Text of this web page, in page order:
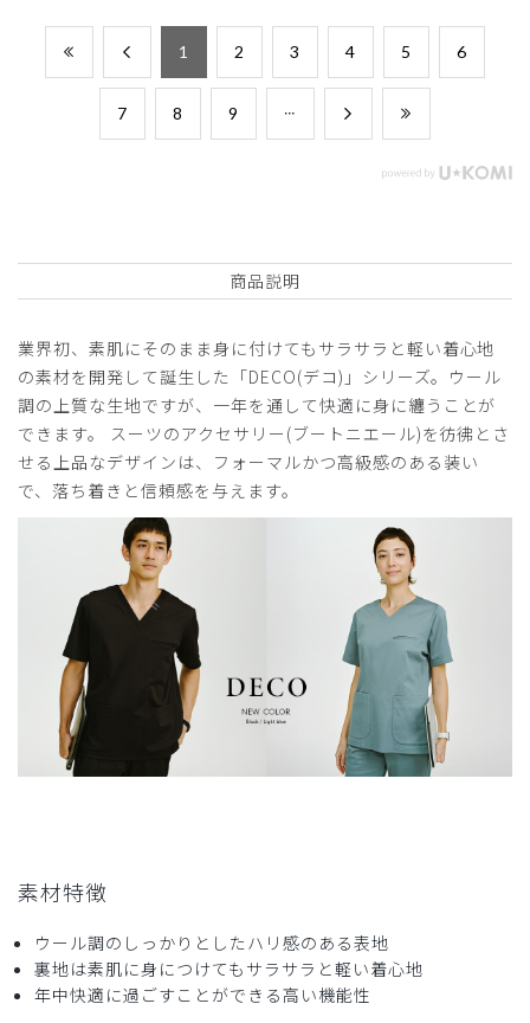
​1 ​2 ​3 ​4 ​5 ​6
​7 ​8 ​9
商品説明
業界初、素肌にそのまま身に付けてもサラサラと軽い着心地
の素材を開発して誕生した「DECO(デコ)」シリーズ。ウール
調の上質な生地ですが、一年を通して快適に身に纏うことが
できます。 スーツのアクセサリー(ブートニエール)を彷彿とさ
せる上品なデザインは、フォーマルかつ高級感のある装い
で、落ち着きと信頼感を与えます。
素材特徴
ウール調のしっかりとしたハリ感のある表地
裏地は素肌に身につけてもサラサラと軽い着心地
年中快適に過ごすことができる高い機能性